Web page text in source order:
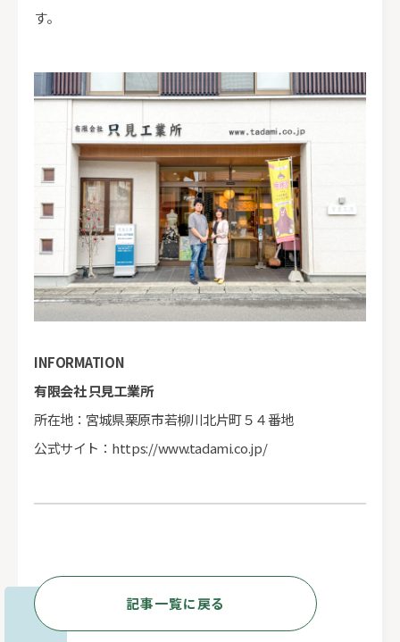
す。
INFORMATION
有限会社 只見工業所
所在地：宮城県栗原市若柳川北片町５４番地
公式サイト： https://www.tadami.co.jp/
記事一覧に戻る